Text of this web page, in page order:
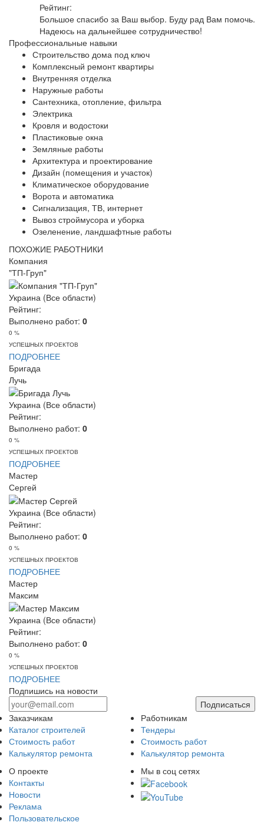
Рейтинг:
Большое спасибо за Ваш выбор. Буду рад Вам помочь.
Надеюсь на дальнейшее сотрудничество!
Профессиональные навыки
Строительство дома под ключ
Комплексный ремонт квартиры
Внутренняя отделка
Наружные работы
Сантехника, отопление, фильтра
Электрика
Кровля и водостоки
Пластиковые окна
Земляные работы
Архитектура и проектирование
Дизайн (помещения и участок)
Климатическое оборудование
Ворота и автоматика
Сигнализация, ТВ, интернет
Вывоз строймусора и уборка
Озеленение, ландшафтные работы
ПОХОЖИЕ РАБОТНИКИ
Компания
"ТП-Груп"
Украина (Все области)
Рейтинг:
Выполнено работ: 0
0 %
УСПЕШНЫХ ПРОЕКТОВ
ПОДРОБНЕЕ
Бригада
Лучь
Украина (Все области)
Рейтинг:
Выполнено работ: 0
0 %
УСПЕШНЫХ ПРОЕКТОВ
ПОДРОБНЕЕ
Мастер
Сергей
Украина (Все области)
Рейтинг:
Выполнено работ: 0
0 %
УСПЕШНЫХ ПРОЕКТОВ
ПОДРОБНЕЕ
Мастер
Максим
Украина (Все области)
Рейтинг:
Выполнено работ: 0
0 %
УСПЕШНЫХ ПРОЕКТОВ
ПОДРОБНЕЕ
Подпишись на новости
Подписаться
Заказчикам
Каталог строителей
Стоимость работ
Калькулятор ремонта
Работникам
Тендеры
Стоимость работ
Калькулятор ремонта
О проекте
Контакты
Новости
Реклама
Пользовательское
Мы в соц сетях